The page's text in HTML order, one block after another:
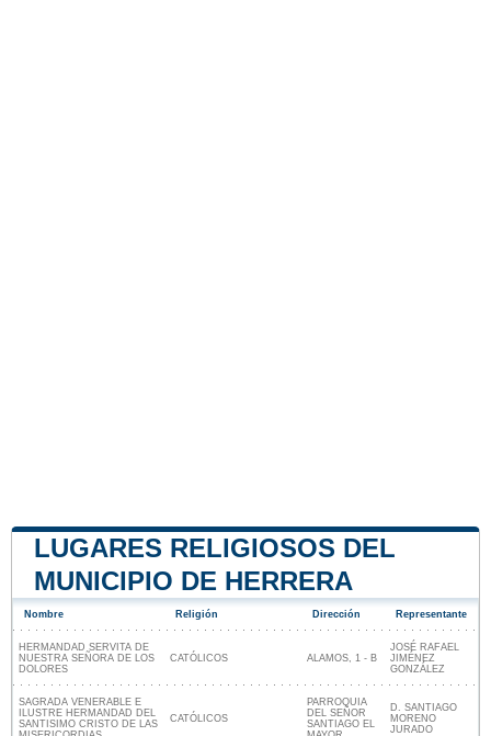
LUGARES RELIGIOSOS DEL
MUNICIPIO DE HERRERA
Nombre Religión Dirección Representante
HERMANDAD SERVITA DE
NUESTRA SEÑORA DE LOS
DOLORES
CATÓLICOS ALAMOS, 1 - B
JOSÉ RAFAEL
JIMÉNEZ
GONZÁLEZ
SAGRADA VENERABLE E
ILUSTRE HERMANDAD DEL
SANTISIMO CRISTO DE LAS
CATÓLICOS
PARROQUIA
DEL SEÑOR
SANTIAGO EL
D. SANTIAGO
MORENO
JURADO